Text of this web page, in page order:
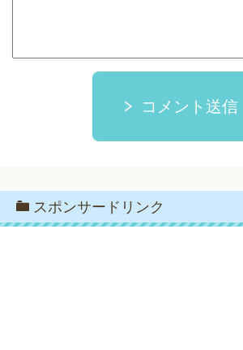
コメント送信
スポンサードリンク